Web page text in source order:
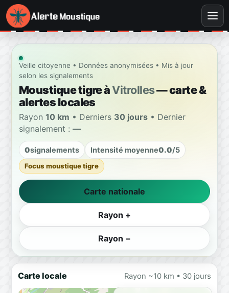
Veille citoyenne • Données anonymisées • Mis à jour
selon les signalements
Moustique tigre àVitrolles— carte &
alertes locales
Rayon 10 km • Derniers 30 jours • Dernier
signalement : —
0signalements Intensité moyenne0.0/5
Focus moustique tigre
Carte nationale
Rayon +
Rayon −
Carte locale Rayon ~10 km • 30 jours